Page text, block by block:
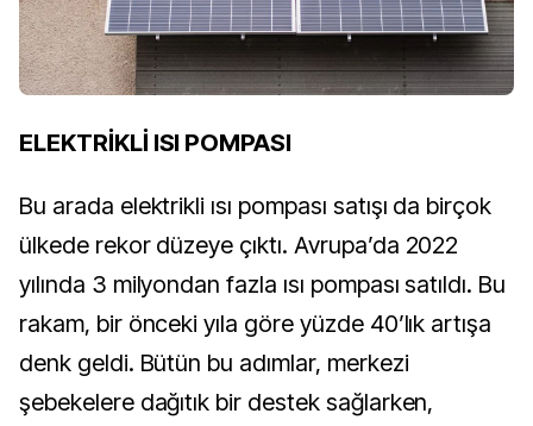
ELEKTRİKLİ ISI POMPASI
Bu arada elektrikli ısı pompası satışı da birçok
ülkede rekor düzeye çıktı. Avrupa’da 2022
yılında 3 milyondan fazla ısı pompası satıldı. Bu
rakam, bir önceki yıla göre yüzde 40’lık artışa
denk geldi. Bütün bu adımlar, merkezi
şebekelere dağıtık bir destek sağlarken,